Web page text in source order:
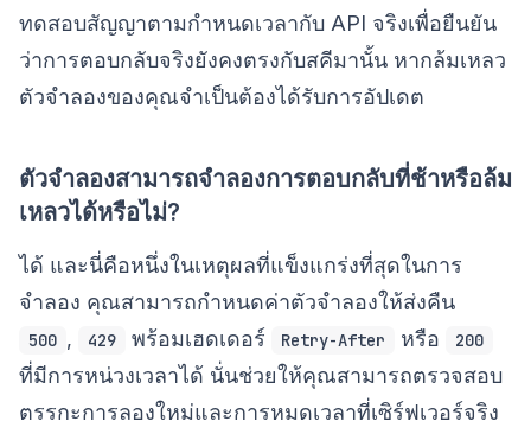
ทดสอบสัญญาตามกำหนดเวลากับ API จริงเพื่อยืนยัน
ว่าการตอบกลับจริงยังคงตรงกับสคีมานั้น หากล้มเหลว
ตัวจำลองของคุณจำเป็นต้องได้รับการอัปเดต
ตัวจำลองสามารถจำลองการตอบกลับที่ช้าหรือล้ม
เหลวได้หรือไม่?
ได้ และนี่คือหนึ่งในเหตุผลที่แข็งแกร่งที่สุดในการ
จำลอง คุณสามารถกำหนดค่าตัวจำลองให้ส่งคืน
500 , 429 พร้อมเฮดเดอร์ Retry-After หรือ 200
ที่มีการหน่วงเวลาได้ นั่นช่วยให้คุณสามารถตรวจสอบ
ตรรกะการลองใหม่และการหมดเวลาที่เซิร์ฟเวอร์จริง